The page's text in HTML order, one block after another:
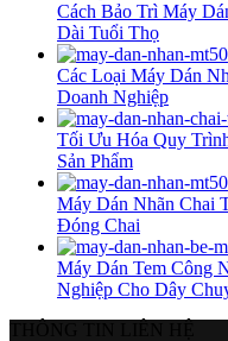
Cách Bảo Trì Máy
Dài Tuổi Thọ
Các Loại Máy Dán
Doanh Nghiệp
Tối Ưu Hóa Quy
Sản Phẩm
Máy Dán Nhãn Chai
Đóng Chai
Máy Dán Tem Công
Nghiệp Cho Dây